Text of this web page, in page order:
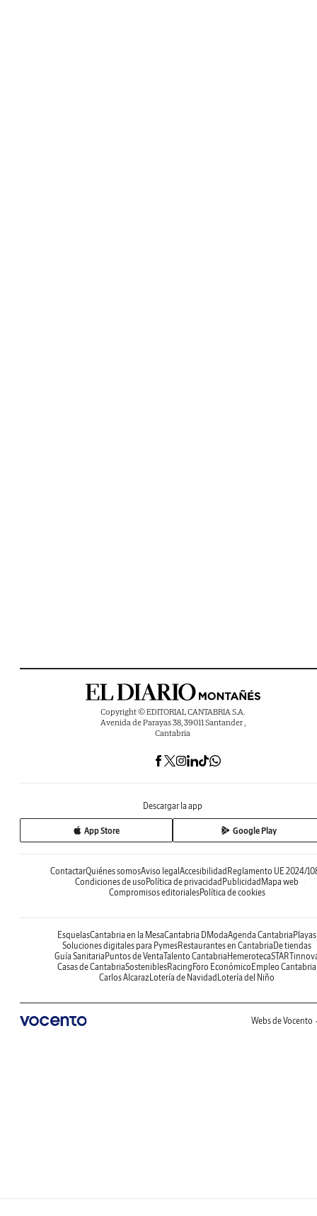
Copyright © EDITORIAL CANTABRIA S.A.
Avenida de Parayas 38, 39011 Santander ,
Cantabria
Descargar la app
App Store Google Play
ContactarQuiénes somosAviso legal Accesibilidad Reglamento UE 2024/
Condiciones de uso Política de privacidad Publicidad Mapa web
Compromisos editorialesPolítica de cookies
EsquelasCantabria en la MesaCantabria DModaAgenda Cantabria Playas
Soluciones digitales para PymesRestaurantes en Cantabria De tiendas
Guía Sanitaria Puntos de VentaTalento Cantabria Hemeroteca
Casas de CantabriaSosteniblesRacing Foro Económico Empleo Cantabria
Carlos AlcarazLotería de Navidad Lotería del Niño
Webs de Vocento